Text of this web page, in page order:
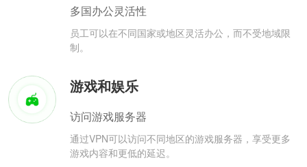
多国办公灵活性
员工可以在不同国家或地区灵活办公，而不受地域限
制。
游戏和娱乐
访问游戏服务器
通过VPN可以访问不同地区的游戏服务器，享受更多
游戏内容和更低的延迟。